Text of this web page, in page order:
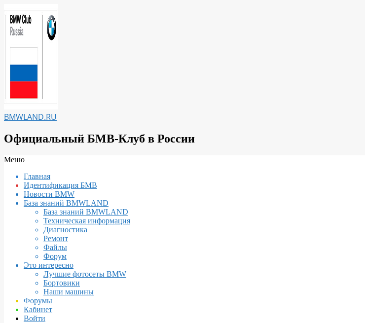
к
содержимому
BMWLAND.RU
Официальный БМВ-Клуб в России
Вторичное
навигации
Меню
Главная
Идентификация БМВ
Новости BMW
База знаний BMWLAND
База знаний BMWLAND
Техническая информация
Диагностика
Ремонт
Файлы
Форум
Это интересно
Лучшие фотосеты BMW
Бортовики
Наши машины
Форумы
Кабинет
Войти